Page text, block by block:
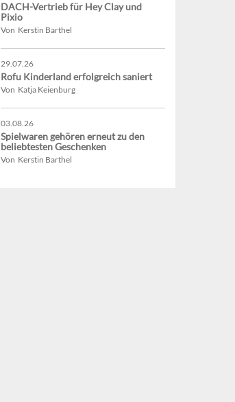
DACH-Vertrieb für Hey Clay und
Pixio
Von Kerstin Barthel
29.07.26
Rofu Kinderland erfolgreich saniert
Von Katja Keienburg
03.08.26
Spielwaren gehören erneut zu den
beliebtesten Geschenken
Von Kerstin Barthel